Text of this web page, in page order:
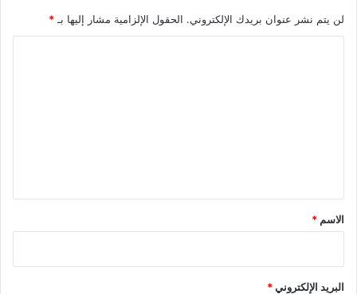
لن يتم نشر عنوان بريدك الإلكتروني. الحقول الإلزامية مشار إليها بـ *
*
الاسم *
البريد الإلكتروني*